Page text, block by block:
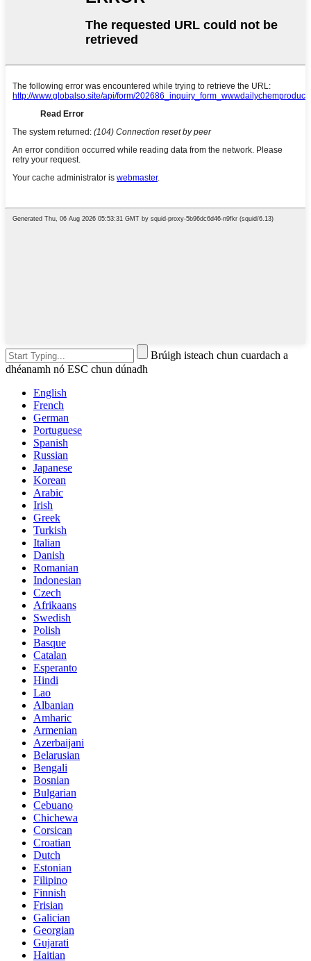
Brúigh isteach chun cuardach a
dhéanamh nó ESC chun dúnadh
English
French
German
Portuguese
Spanish
Russian
Japanese
Korean
Arabic
Irish
Greek
Turkish
Italian
Danish
Romanian
Indonesian
Czech
Afrikaans
Swedish
Polish
Basque
Catalan
Esperanto
Hindi
Lao
Albanian
Amharic
Armenian
Azerbaijani
Belarusian
Bengali
Bosnian
Bulgarian
Cebuano
Chichewa
Corsican
Croatian
Dutch
Estonian
Filipino
Finnish
Frisian
Galician
Georgian
Gujarati
Haitian